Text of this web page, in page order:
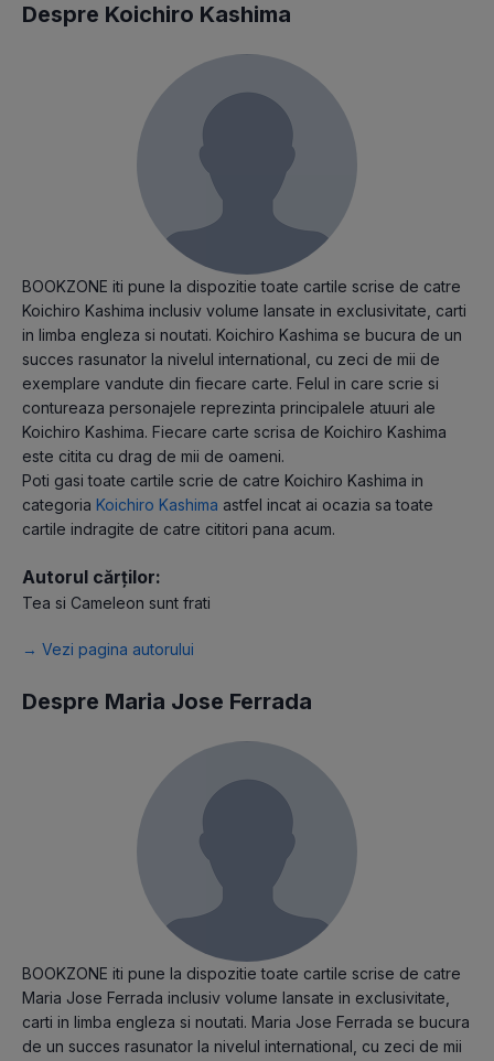
Despre Koichiro Kashima
BOOKZONE iti pune la dispozitie toate cartile scrise de catre
Koichiro Kashima inclusiv volume lansate in exclusivitate, carti
in limba engleza si noutati. Koichiro Kashima se bucura de un
succes rasunator la nivelul international, cu zeci de mii de
exemplare vandute din fiecare carte. Felul in care scrie si
contureaza personajele reprezinta principalele atuuri ale
Koichiro Kashima. Fiecare carte scrisa de Koichiro Kashima
este citita cu drag de mii de oameni.
Poti gasi toate cartile scrie de catre Koichiro Kashima in
categoria Koichiro Kashima astfel incat ai ocazia sa toate
cartile indragite de catre cititori pana acum.
Autorul cărților:
Tea si Cameleon sunt frati
→ Vezi pagina autorului
Despre Maria Jose Ferrada
BOOKZONE iti pune la dispozitie toate cartile scrise de catre
Maria Jose Ferrada inclusiv volume lansate in exclusivitate,
carti in limba engleza si noutati. Maria Jose Ferrada se bucura
de un succes rasunator la nivelul international, cu zeci de mii